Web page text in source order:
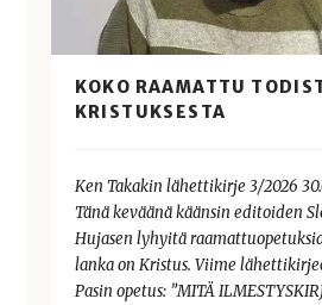
KOKO RAAMATTU
KRISTUKSESTA
Ken Takakin lähettikirje 3/2026
Tänä keväänä käänsin editoiden
Hujasen lyhyitä
lanka on Kristus. Viime
Pasin opetus: ”MITÄ